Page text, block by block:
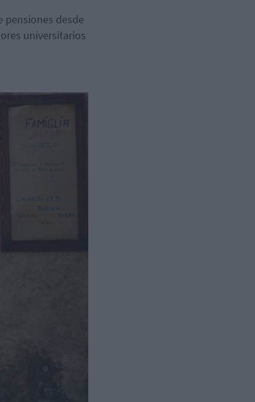
pensiones desde
universitarios